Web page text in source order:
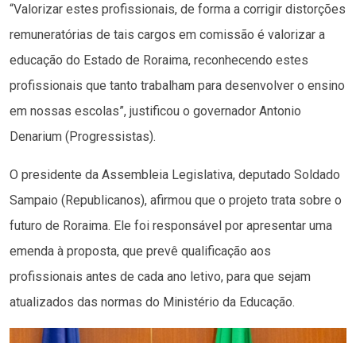
“Valorizar estes profissionais, de forma a corrigir distorções
remuneratórias de tais cargos em comissão é valorizar a
educação do Estado de Roraima, reconhecendo estes
profissionais que tanto trabalham para desenvolver o ensino
em nossas escolas”, justificou o governador Antonio
Denarium (Progressistas).
O presidente da Assembleia Legislativa, deputado Soldado
Sampaio (Republicanos), afirmou que o projeto trata sobre o
futuro de Roraima. Ele foi responsável por apresentar uma
emenda à proposta, que prevê qualificação aos
profissionais antes de cada ano letivo, para que sejam
atualizados das normas do Ministério da Educação.